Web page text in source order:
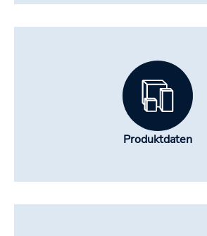
Produktdaten